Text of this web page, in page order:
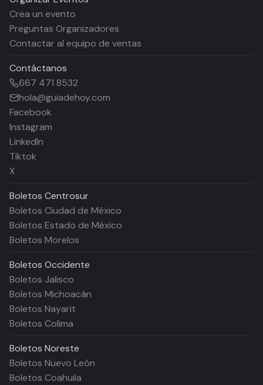
Crea un evento
Preguntas Organizadores
Contactar al equipo de ventas
Contáctanos
667 471 8532
hola@guiadehoy.com
Facebook
Instagram
LinkedIn
Tiktok
X
Boletos Centrosur
Boletos Ciudad de México
Boletos Estado de México
Boletos Morelos
Boletos Occidente
Boletos Jalisco
Boletos Michoacán
Boletos Nayarit
Boletos Colima
Boletos Noreste
Boletos Nuevo León
Boletos Coahuila